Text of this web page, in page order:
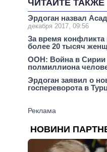
ЧИТАЙТЕ ТАКЖЕ
Эрдоган назвал
декабря 2017, 09:56
За время
более 20 тысяч
ООН: Война в Сирии
полмиллиона
Эрдоган заявил о
госпереворота в